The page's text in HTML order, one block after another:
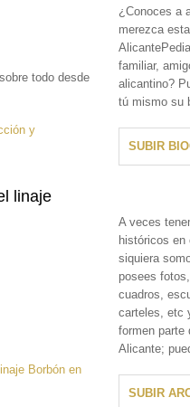
todo desde
y
linaje
Borbón en
¿Conoces a
merezca
familiar,
alicantino?
tú mismo su
SUBIR
A veces
históricos en
siquiera
posees
cuadros,
carteles, etc
formen parte
Alicante;
SUBIR